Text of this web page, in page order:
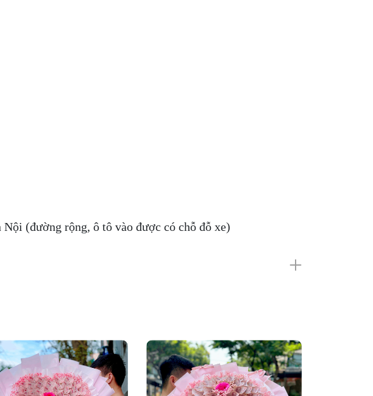
(đường rộng, ô tô vào được có chỗ đỗ xe)